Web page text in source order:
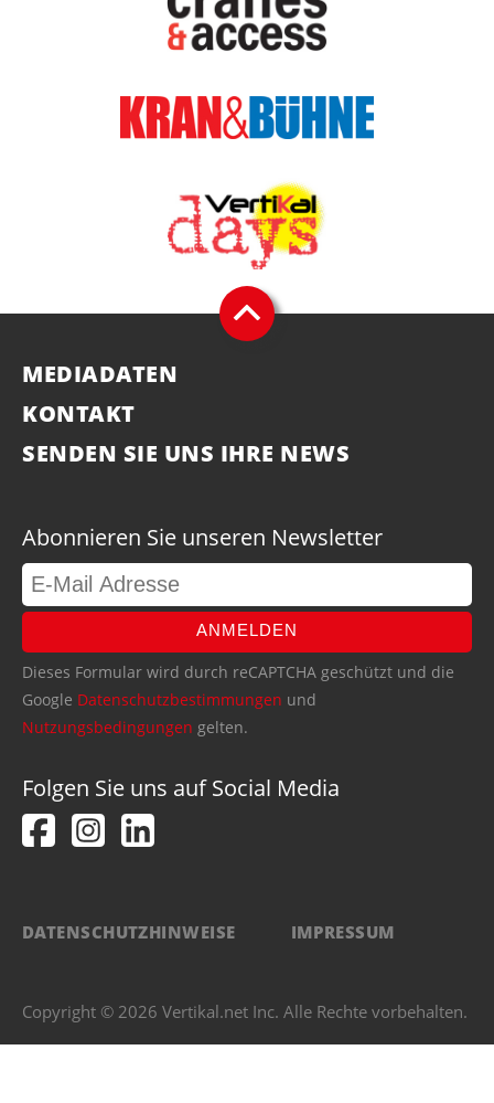
MEDIADATEN
KONTAKT
SENDEN SIE UNS IHRE NEWS
Abonnieren Sie unseren Newsletter
ANMELDEN
Dieses Formular wird durch reCAPTCHA geschützt und die
Google Datenschutzbestimmungen und
Nutzungsbedingungen gelten.
Folgen Sie uns auf Social Media
DATENSCHUTZHINWEISE IMPRESSUM
Copyright © 2026 Vertikal.net Inc. Alle Rechte vorbehalten.